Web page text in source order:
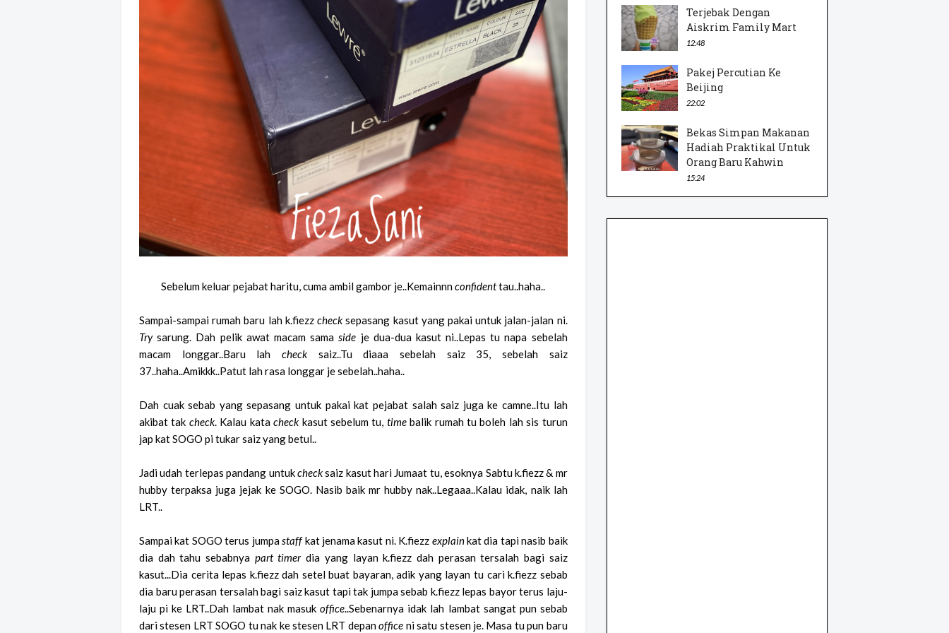
Sebelum keluar pejabat haritu, cuma ambil gambor je..Kemainnnconfidenttau..haha..
Sampai-sampai rumah baru lah k.fiezzcheck sepasang kasut yang pakai untuk jalan-jalan ni.
Trysarung. Dah pelik awat macam samaside je dua-dua kasut ni..Lepas tu napa sebelah
macam longgar..Baru lah check saiz..Tu diaaa sebelah saiz 35, sebelah saiz
37..haha..Amikkk..Patut lah rasa longgar je sebelah..haha..
Dah cuak sebab yang sepasang untuk pakai kat pejabat salah saiz juga ke camne..Itu lah
akibat tak check. Kalau katacheck kasut sebelum tu, timebalik rumah tu boleh lah sis turun
jap kat SOGO pi tukar saiz yang betul..
Jadi udah terlepas pandang untukchecksaiz kasut hari Jumaat tu, esoknya Sabtu k.fiezz & mr
hubby terpaksa juga jejak ke SOGO. Nasib baik mr hubby nak..Legaaa..Kalau idak, naik lah
LRT..
Sampai kat SOGO terus jumpastaffkat jenama kasut ni. K.fiezz explainkat dia tapi nasib baik
dia dah tahu sebabnya part timerdia yang layan k.fiezz dah perasan tersalah bagi saiz
kasut...Dia cerita lepas k.fiezz dah setel buat bayaran, adik yang layan tu cari k.fiezz sebab
dia baru perasan tersalah bagi saiz kasut tapi tak jumpa sebab k.fiezz lepas bayor terus laju-
laju pi ke LRT..Dah lambat nak masukoffice..Sebenarnya idak lah lambat sangat pun sebab
dari stesen LRT SOGO tu nak ke stesen LRT depanoffice ni satu stesen je. Masa tu pun baru
Terjebak Dengan
Aiskrim Family Mart
12:48
Pakej Percutian Ke
Beijing
22:02
Bekas Simpan Makanan
Hadiah Praktikal Untuk
Orang Baru Kahwin
15:24